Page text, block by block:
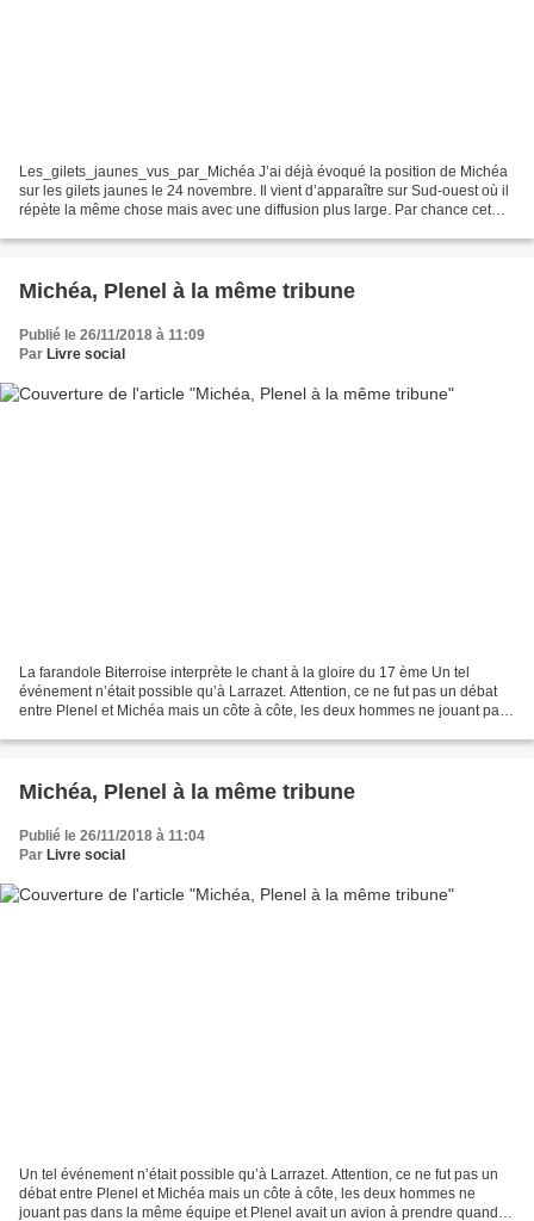
Les_gilets_jaunes_vus_par_Michéa J’ai déjà évoqué la position de Michéa
sur les gilets jaunes le 24 novembre. Il vient d’apparaître sur Sud-ouest où il
répète la même chose mais avec une diffusion plus large. Par chance cet
Michéa, Plenel à la même tribune
Publié le 26/11/2018 à 11:09
Par Livre social
La farandole Biterroise interprète le chant à la gloire du 17 ème Un tel
événement n’était possible qu’à Larrazet. Attention, ce ne fut pas un débat
entre Plenel et Michéa mais un côte à côte, les deux hommes ne jouant pas
Michéa, Plenel à la même tribune
Publié le 26/11/2018 à 11:04
Par Livre social
Un tel événement n’était possible qu’à Larrazet. Attention, ce ne fut pas un
débat entre Plenel et Michéa mais un côte à côte, les deux hommes ne
jouant pas dans la même équipe et Plenel avait un avion à prendre quand